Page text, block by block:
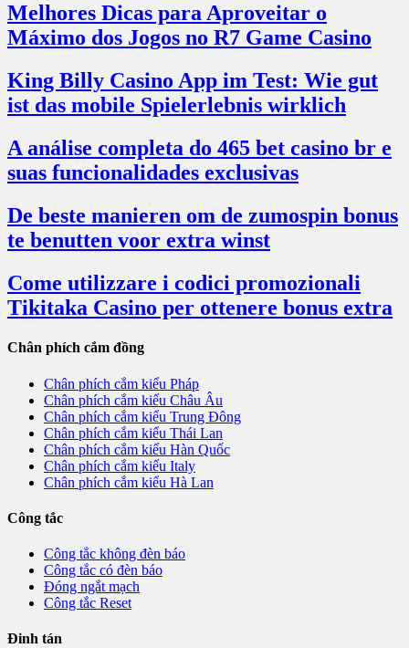
Melhores Dicas para Aproveitar o
Máximo dos Jogos no R7 Game Casino
King Billy Casino App im Test: Wie gut
ist das mobile Spielerlebnis wirklich
A análise completa do 465 bet casino br e
suas funcionalidades exclusivas
De beste manieren om de zumospin bonus
te benutten voor extra winst
Come utilizzare i codici promozionali
Tikitaka Casino per ottenere bonus extra
Chân phích cắm đồng
Chân phích cắm kiểu Pháp
Chân phích cắm kiểu Châu Âu
Chân phích cắm kiểu Trung Đông
Chân phích cắm kiểu Thái Lan
Chân phích cắm kiểu Hàn Quốc
Chân phích cắm kiểu Italy
Chân phích cắm kiểu Hà Lan
Công tắc
Công tắc không đèn báo
Công tắc có đèn báo
Đóng ngắt mạch
Công tắc Reset
Đinh tán